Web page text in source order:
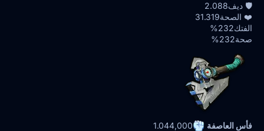
🛡️ ديف2.088
❤️ الصحة31.319
الفتك232%
صحة232%
فأس العاصفة 1.044,000